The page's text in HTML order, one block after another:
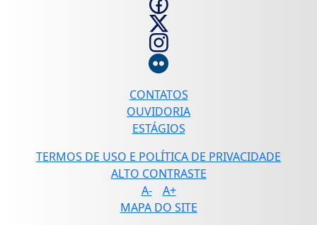
CONTATOS
OUVIDORIA
ESTÁGIOS
TERMOS DE USO E POLÍTICA DE PRIVACIDADE
ALTO CONTRASTE
A-
A+
MAPA DO SITE